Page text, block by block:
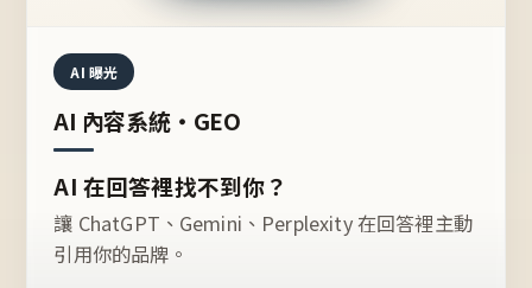
AI 曝光
AI 內容系統・GEO
AI 在回答裡找不到你？
讓 ChatGPT、Gemini、Perplexity 在回答裡主動
引用你的品牌。